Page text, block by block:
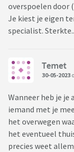
overspoelen door
Je kiest je eigen
specialist.
Temet
30-05-2023
Wanneer heb je je
iemand met je
het overwegen
het eventueel
precies weet